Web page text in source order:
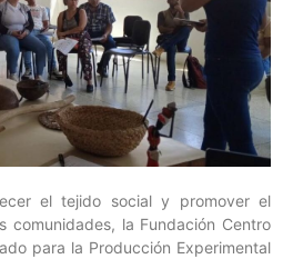
el tejido social y promover el
comunidades, la Fundación Centro
para la Producción Experimental